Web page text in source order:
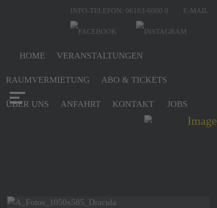
INFO-TELEFON: 06103-6000 0 E-MAIL
HOME VERANSTALTUNGEN
RAUMVERMIETUNG ABO & TICKETS
ÜBER UNS ANFAHRT KONTAKT JOBS